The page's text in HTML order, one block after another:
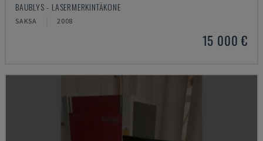
BAUBLYS - LASERMERKINTÄKONE
SAKSA 2008
15 000 €